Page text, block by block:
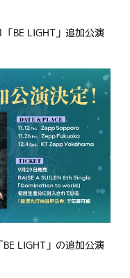
BE LIGHT」追加公演
LIGHT」の追加公演